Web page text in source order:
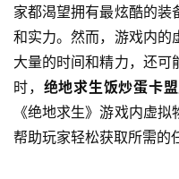
家都渴望拥有最炫酷的装
和实力。然而，游戏内的
大量的时间和精力，还可
时， 绝地求生饭炒蛋卡盟
《绝地求生》游戏内虚
帮助玩家轻松获取所需的